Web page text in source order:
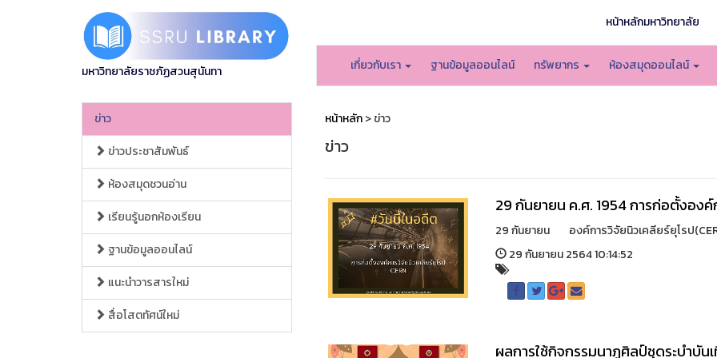
มหาวิทยาลัยราชภัฏสวนสุนันทา
หน้าหลักมหาวิทยาลัย
เกี่ยวกับเรา ฐานข้อมูลออนไลน์ ทรัพยากร ห้องสมุดออนไลน์
ข่าว
ข่าวประชาสัมพันธ์
ห้องสมุดชวนอ่าน
เรียนรู้นอกห้องเรียน
ฐานข้อมูลออนไลน์
แนะนำวารสารใหม่
สื่อโสตทัศน์ใหม่
หน้าหลัก> ข่าว
ข่าว
29​ กันยายน ค.ศ. 1954 การก่อตั้งองค์
29 กันยายน องค์การวิจัยนิวเคลียร์ยุโรป
29 กันยายน 2564 10:14:52
ผลการใช้กิจกรรมนาฏศิลป์ชุดระบำบัน